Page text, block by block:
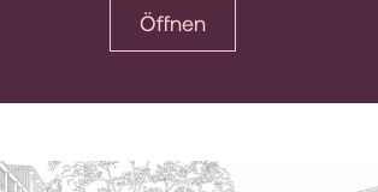
Öffnen